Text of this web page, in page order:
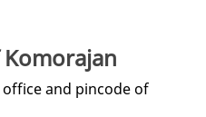
and pincode of